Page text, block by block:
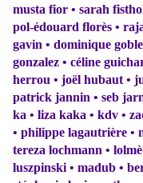
musta fior • sarah
pol-édouard florès •
gavin • dominique
gonzalez • céline
herrou • joël hubaut •
patrick jannin • seb
ka • liza kaka • kdv •
• philippe lagautrière •
tereza lochmann •
luszpinski • madub •